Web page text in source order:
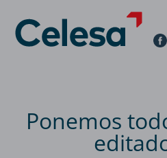
Ponemos